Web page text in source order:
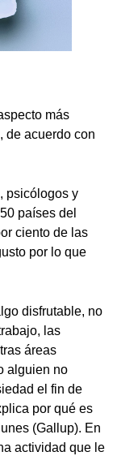
más
de acuerdo con
psicólogos y
países del
ciento de las
por lo que
disfrutable, no
las
áreas
alguien no
el fin de
por qué es
(Gallup). En
actividad que le